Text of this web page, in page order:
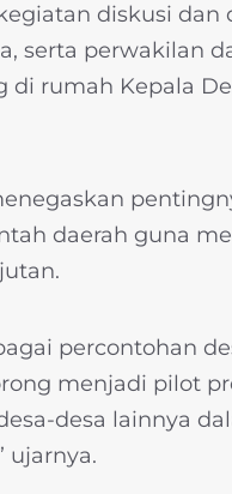
diskusi dan
serta perwakilan
rumah Kepala
daerah guna
percontohan
menjadi pilot
desa lainnya
ujarnya.